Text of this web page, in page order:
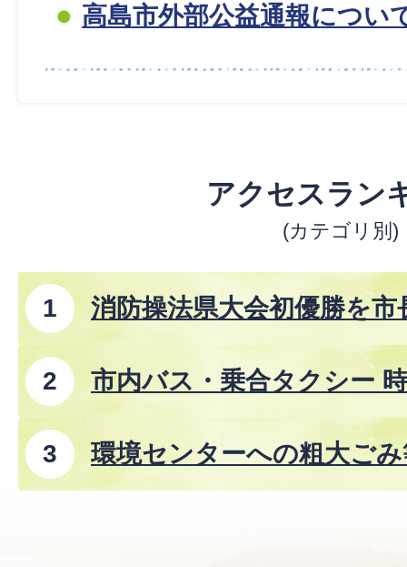
高島市外部公益通報につい
アクセスラン
(カテゴリ別)
消防操法県大会初優勝を市
市内バス・乗合タクシー
8年8月1日改正)
環境センターへの粗大ご